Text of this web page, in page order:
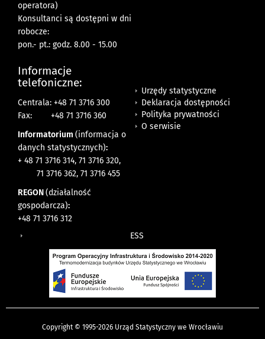
operatora)
Konsultanci są dostępni w dni
robocze:
pon.- pt.: godz. 8.00 - 15.00
Informacje
telefoniczne:
Centrala: +48 71 3716 300
Fax:
+48 71 3716 360
Informatorium (informacja o
danych statystycznych):
+ 48 71 3716 314, 71 3716 320,
71 3716 362, 71 3716 455
REGON(działalność
gospodarcza):
+48 71 3716 312
Urzędy statystyczne
Deklaracja dostępności
Polityka prywatności
O serwisie
ESS
Copyright © 1995-2026 Urząd Statystyczny we Wrocławiu